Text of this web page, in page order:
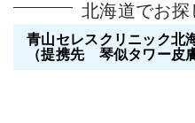
北海道でお探
青山セレスクリニック北
（提携先 琴似タワー皮